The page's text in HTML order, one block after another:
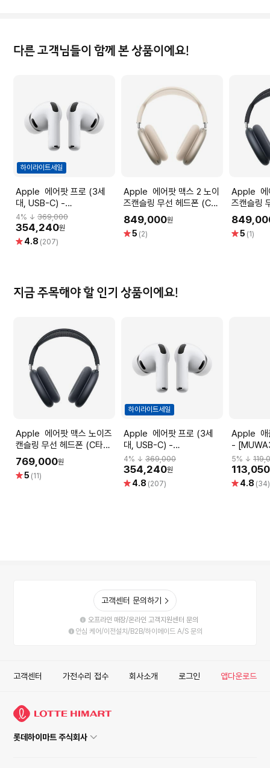
다른 고객님들이 함께 본 상품이에요!
하이라이트세일
Apple 에어팟 프로 (3세
대, USB-C) -
[MFHP4KH/A]
4% ↓ 369,000
354,240원
별 4.8 (207)
Apple 에어팟 맥스 2 노이
즈캔슬링 무선 헤드폰 (C타
입, 스타라이트) -
[MHWL4KH/A]
849,000원
별5 (2)
Apple 에어팟 맥스 2 노이
즈캔슬링
입, 미드
별5 (1)
지금 주목해야 할 인기 상품이에요!
Apple 에어팟 맥스 노이즈
캔슬링 무선 헤드폰 (C타입,
미드나이트) -
[MWW43KH/A]
769,000원
별5 (11)
하이라이트세일
Apple 에어팟 프로 (3세
대, USB-C) -
[MFHP4KH/A]
4% ↓369,000
354,240원
별 4.8 (207)
Apple 애플펜슬 (USB-C)
-
5% ↓
113,050
별 4.8 (34)
고객센터 문의하기
오프라인 매장/온라인 고객지원센터 문의
안심 케어/이전설치/B2B/하이메이드 A/S 문의
고객센터 가전수리 접수 회사소개 로그인 앱다운로드
롯데하이마트 주식회사